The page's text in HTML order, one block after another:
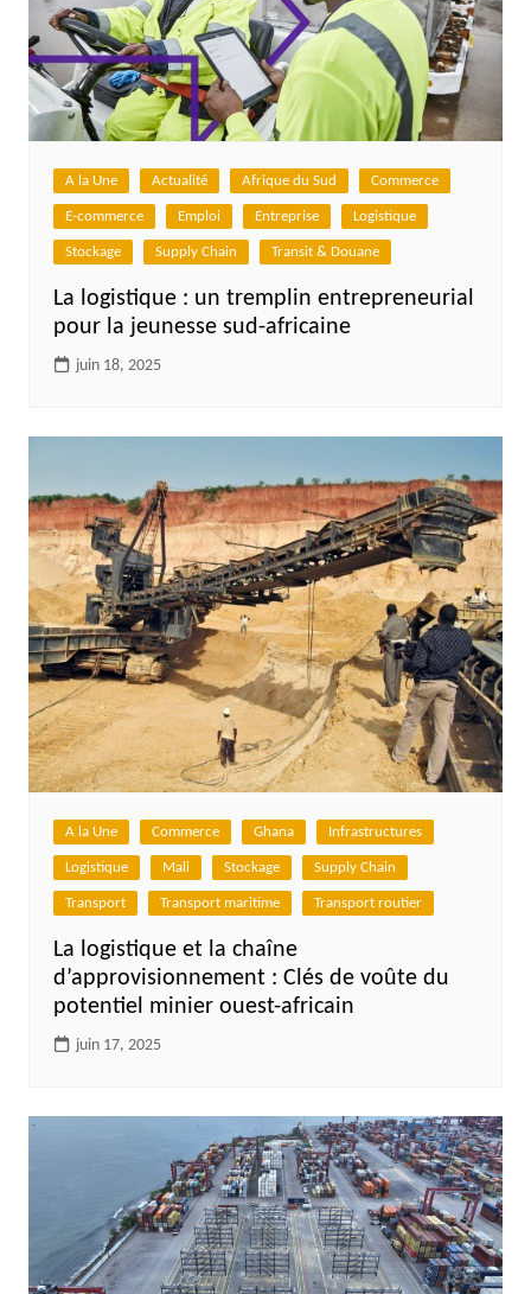
A la Une Actualité Afrique du Sud Commerce
E-commerce Emploi Entreprise Logistique
Stockage Supply Chain Transit & Douane
La logistique : un tremplin entrepreneurial
pour la jeunesse sud-africaine
juin 18, 2025
A la Une Commerce Ghana Infrastructures
Logistique Mali Stockage Supply Chain
Transport Transport maritime Transport routier
La logistique et la chaîne
d’approvisionnement : Clés de voûte du
potentiel minier ouest-africain
juin 17, 2025